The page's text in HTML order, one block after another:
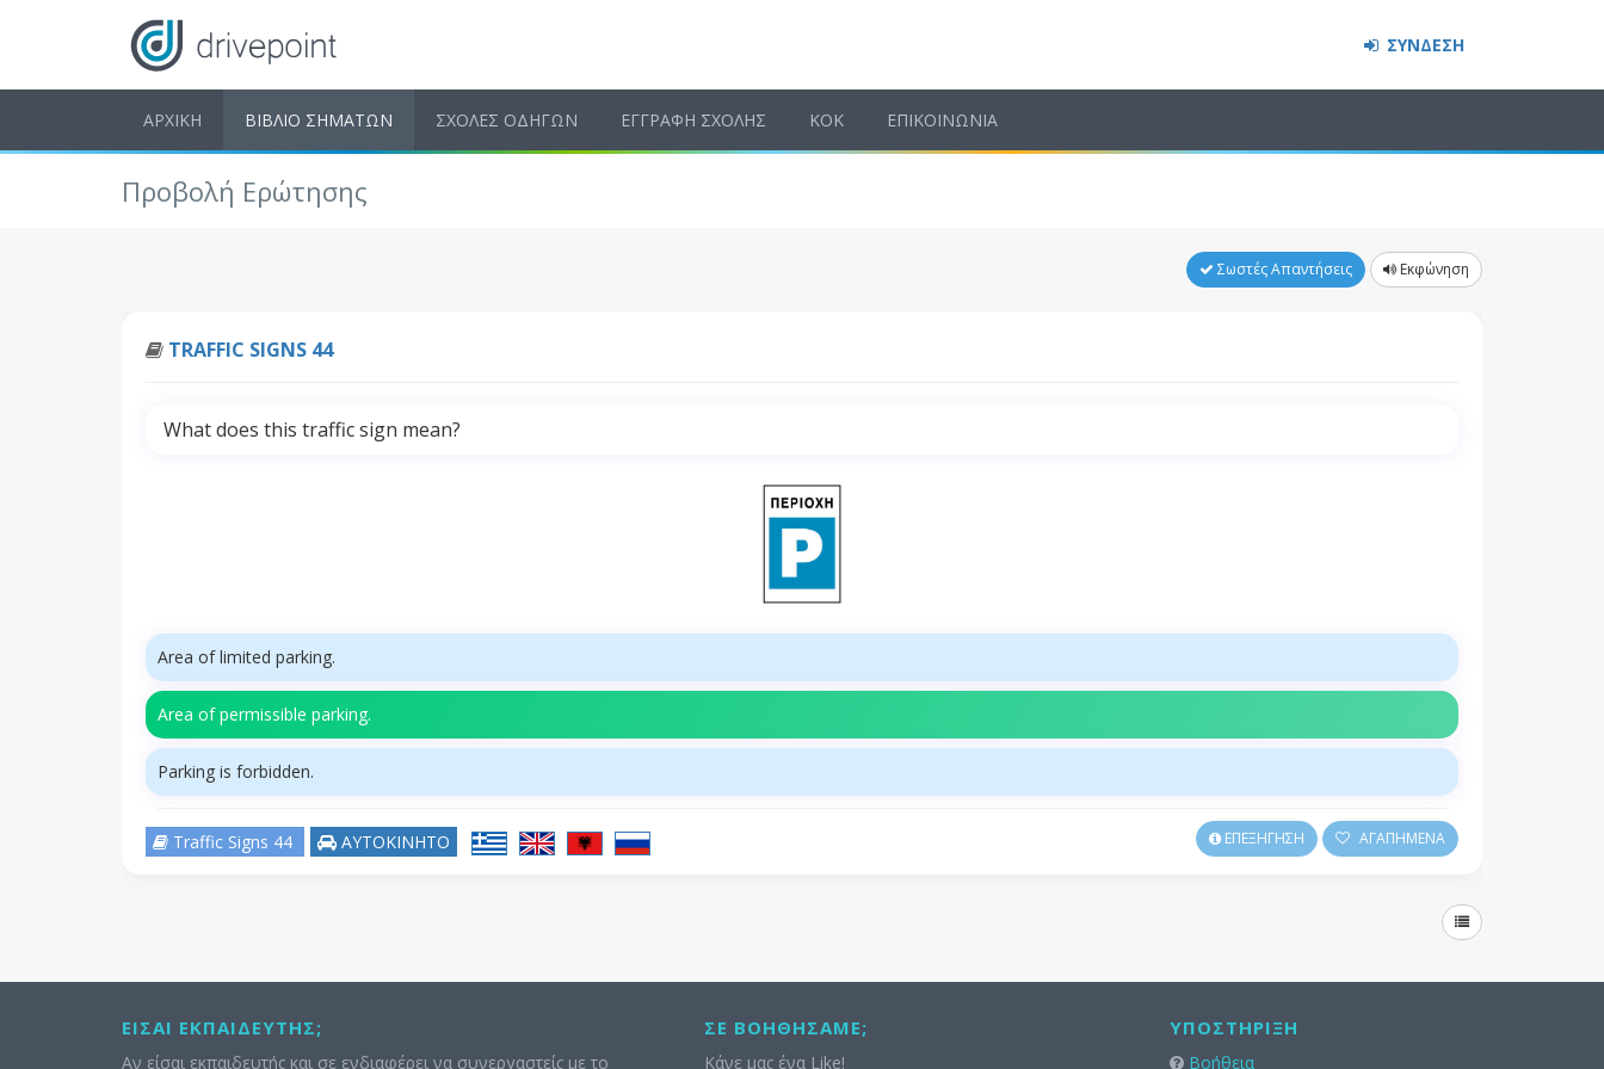
ΣΥΝΔΕΣΗ
ΑΡΧΙΚΗ ΒΙΒΛΙΟ ΣΗΜΑΤΩΝ ΣΧΟΛΕΣ ΟΔΗΓΩΝ ΕΓΓΡΑΦΗ ΣΧΟΛΗΣ ΚΟΚ ΕΠΙΚΟΙΝΩΝΙΑ
Προβολή Ερώτησης
Σωστές Απαντήσεις Εκφώνηση
TRAFFIC SIGNS 44
What does this traffic sign mean?
Area of limited parking.
Area of permissible parking.
Parking is forbidden.
Traffic Signs 44 ΑΥΤΟΚΙΝΗΤΟ ΕΠΕΞΗΓΗΣΗ ΑΓΑΠΗΜΕΝΑ
ΕΊΣΑΙ ΕΚΠΑΙΔΕΥΤΉΣ;
Αν είσαι εκπαιδευτής και σε ενδιαφέρει να συνεργαστείς με το
ΣΕ ΒΟΗΘΉΣΑΜΕ;
Κάνε μας ένα Like!
ΥΠΟΣΤΉΡΙΞΗ
Βοήθεια